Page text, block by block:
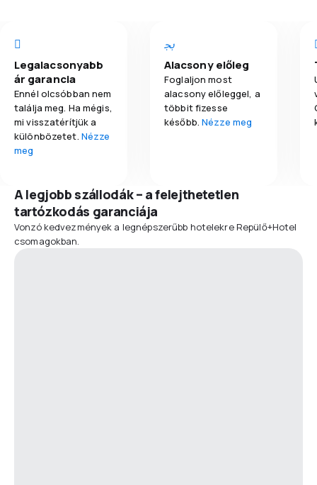
Legalacsonyabb
ár garancia
Ennél olcsóbban nem
találja meg. Ha mégis,
mi visszatérítjük a
különbözetet. Nézze
meg
Alacsony előleg
Foglaljon most
alacsony előleggel, a
többit fizesse
később.Nézze meg
A legjobb szállodák – a felejthetetlen
tartózkodás garanciája
Vonzó kedvezmények a legnépszerűbb hotelekre Repülő+Hotel
csomagokban.